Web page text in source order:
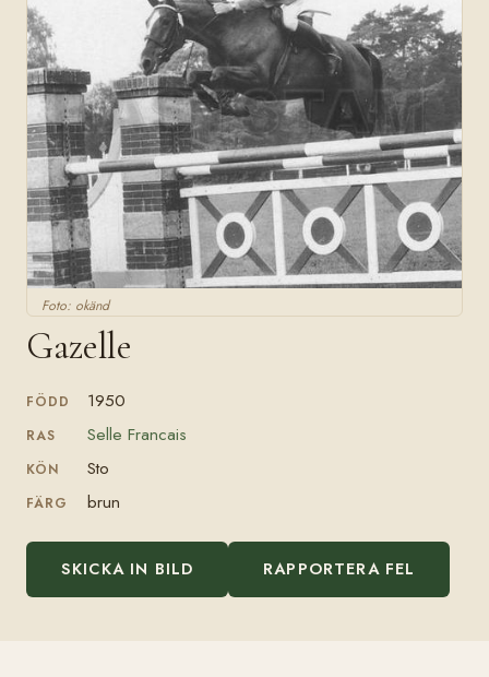
Foto: okänd
Gazelle
FÖDD 1950
RAS Selle Francais
KÖN Sto
FÄRG brun
SKICKA IN BILD RAPPORTERA FEL